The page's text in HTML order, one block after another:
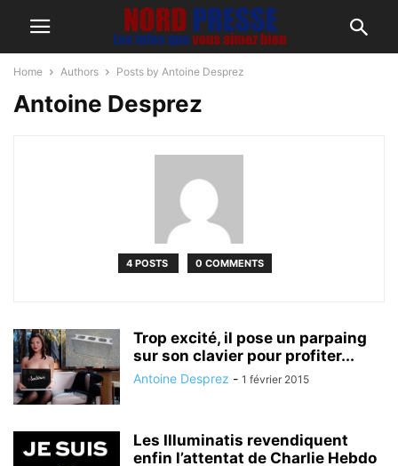
Home Authors Posts by Antoine Desprez
Antoine Desprez
4 POSTS 0 COMMENTS
Trop excité, il pose un parpaing
sur son clavier pour profiter...
Antoine Desprez - 1 février 2015
Les Illuminatis revendiquent
enfin l’attentat de Charlie Hebdo